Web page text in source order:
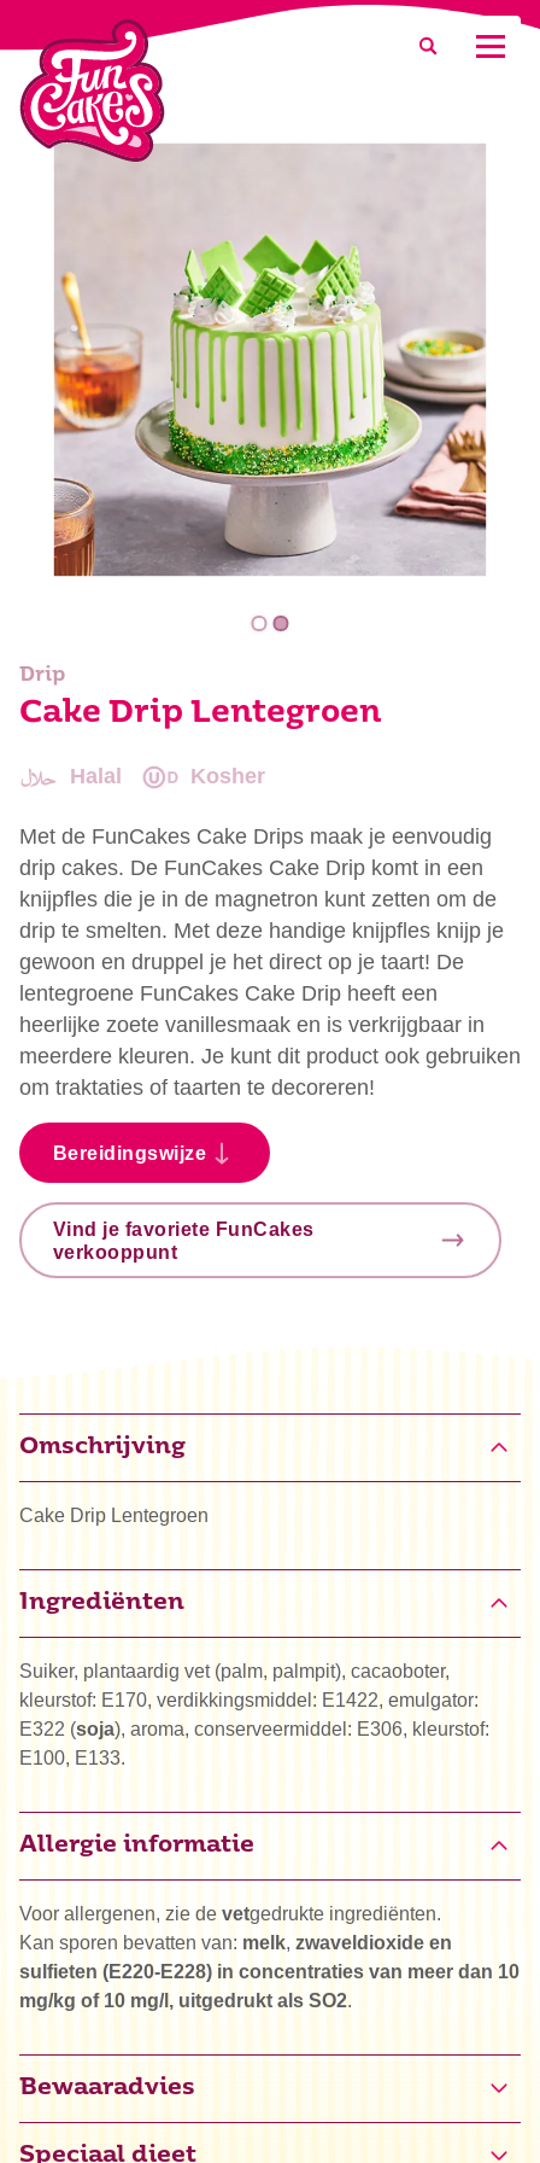
Waar ben je naar op zoek?
Zoeken
Drip
Cake Drip Lentegroen
Halal Kosher
Met de FunCakes Cake Drips maak je eenvoudig
drip cakes. De FunCakes Cake Drip komt in een
knijpfles die je in de magnetron kunt zetten om de
drip te smelten. Met deze handige knijpfles knijp je
gewoon en druppel je het direct op je taart! De
lentegroene FunCakes Cake Drip heeft een
heerlijke zoete vanillesmaak en is verkrijgbaar in
meerdere kleuren. Je kunt dit product ook gebruiken
om traktaties of taarten te decoreren!
Bereidingswijze
Vind je favoriete FunCakes
verkooppunt
Omschrijving
Cake Drip Lentegroen
Ingrediënten
Suiker, plantaardig vet (palm, palmpit), cacaoboter,
kleurstof: E170, verdikkingsmiddel: E1422, emulgator:
E322 (soja), aroma, conserveermiddel: E306, kleurstof:
E100, E133.
Allergie informatie
Voor allergenen, zie de vetgedrukte ingrediënten.
Kan sporen bevatten van: melk, zwaveldioxide en
sulfieten (E220-E228) in concentraties van meer dan 10
mg/kg of 10 mg/l, uitgedrukt als SO2.
Bewaaradvies
Speciaal dieet